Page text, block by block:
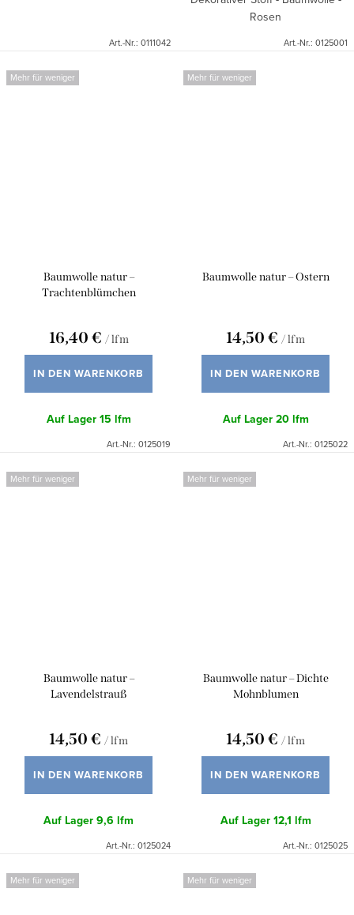
Art.-Nr.: 0111042
Rosen
Art.-Nr.: 0125001
Mehr für weniger
Baumwolle natur –
Trachtenblümchen
16,40 € / lfm
IN DEN WARENKORB
Auf Lager15 lfm
Art.-Nr.: 0125019
Mehr für weniger
Baumwolle natur – Ostern
14,50 € / lfm
IN DEN WARENKORB
Auf Lager20 lfm
Art.-Nr.: 0125022
Mehr für weniger
Baumwolle natur –
Lavendelstrauß
14,50 € / lfm
IN DEN WARENKORB
Auf Lager9,6 lfm
Art.-Nr.: 0125024
Mehr für weniger
Baumwolle natur – Dichte
Mohnblumen
14,50 € / lfm
IN DEN WARENKORB
Auf Lager12,1 lfm
Art.-Nr.: 0125025
Mehr für weniger Mehr für weniger